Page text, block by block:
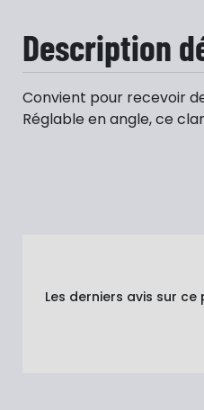
Description
Convient pour recevoir
Réglable enangle, ce
Les derniers avis sur ce